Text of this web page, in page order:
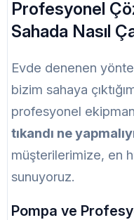
Profesyonel
Sahada Nasıl
Evde denenen
bizim sahaya
profesyonel
tıkandı ne
müşterilerimize, en
sunuyoruz.
Pompa ve